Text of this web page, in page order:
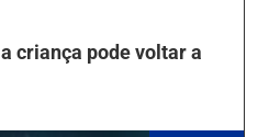
criança pode voltar a